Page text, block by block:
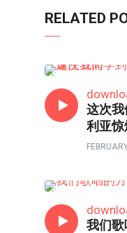
RELATED
这次
利亚惊
我们